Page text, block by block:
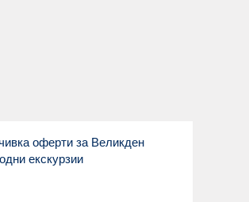
оферти за Великден
екскурзии